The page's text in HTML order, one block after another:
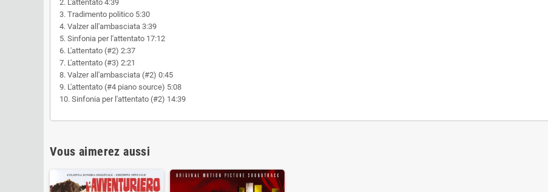
2. L'attentato 4:39
3. Tradimento politico 5:30
4. Valzer all'ambasciata 3:39
5. Sinfonia per l'attentato 17:12
6. L'attentato (#2) 2:37
7. L'attentato (#3) 2:21
8. Valzer all'ambasciata (#2) 0:45
9. L'attentato (#4 piano source) 5:08
10. Sinfonia per l'attentato (#2) 14:39
Vous aimerez aussi